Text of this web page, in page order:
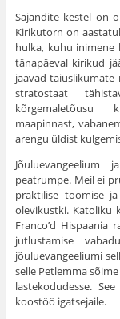
Sajandite kestel on
Kirikutorn on
hulka, kuhu inimene
tänapäeval kirikud
jäävad
stratostaat
kõrgemaletõusu
maapinnast,
arengu üldist
peatrumpe. Meil ei
praktilise toomise
olevikustki. Katoliku
Franco’d Hispaania
jutlustamise
jõuluevangeeliumi
selle Petlemma
lastekodudesse.
koostöö igatsejaile.